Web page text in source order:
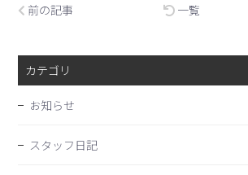
前の記事 一覧
カテゴリ
お知らせ
スタッフ日記